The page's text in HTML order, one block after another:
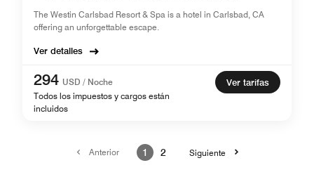
The Westin Carlsbad Resort & Spa is a hotel in Carlsbad, CA
offering an unforgettable escape.
Ver detalles
294 USD / Noche
Todos los impuestos y cargos están
incluidos
Ver tarifas
Anterior 1 2 Siguiente